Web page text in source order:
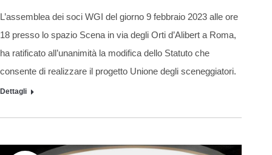
L’assemblea dei soci WGI del giorno 9 febbraio 2023 alle ore
18 presso lo spazio Scena in via degli Orti d’Alibert a Roma,
ha ratificato all’unanimità la modifica dello Statuto che
consente di realizzare il progetto Unione degli sceneggiatori.
Dettagli